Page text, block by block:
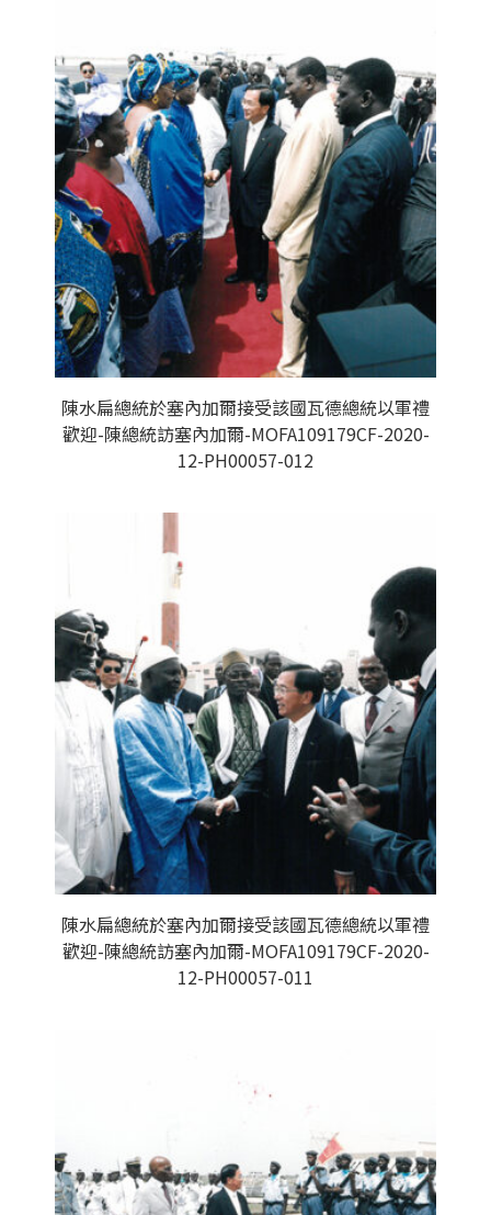
陳水扁總統於塞內加爾接受該國瓦德總統以軍禮
歡迎-陳總統訪塞內加爾-MOFA109179CF-2020-
12-PH00057-012
陳水扁總統於塞內加爾接受該國瓦德總統以軍禮
歡迎-陳總統訪塞內加爾-MOFA109179CF-2020-
12-PH00057-011